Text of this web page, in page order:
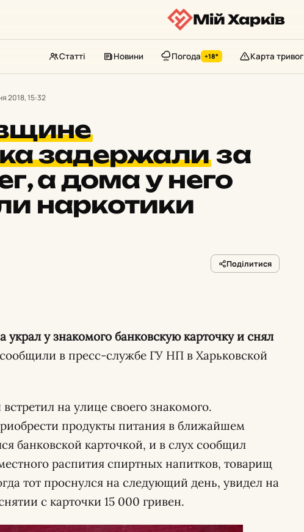
Мій Харків
Статті Новини Погода +18° Карта тривог
2018, 15:32
задержали за
а дома у него
наркотики
Поділитися
у знакомого банковскую карточку и снял
в пресс-службе ГУ НП в Харьковской
на улице своего знакомого.
продукты питания в ближайшем
банковской карточкой, и в слух сообщил
распития спиртных напитков, товарищ
тот проснулся на следующий день, увидел на
с карточки 15 000 гривен.